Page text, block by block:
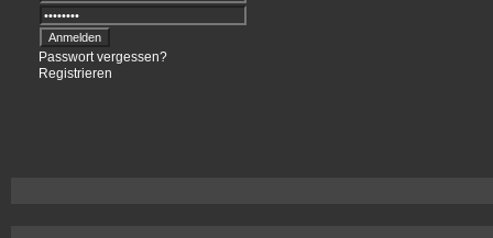
Passwort vergessen?
Registrieren